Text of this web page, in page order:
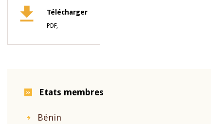
Télécharger
PDF,
Etats membres
Bénin